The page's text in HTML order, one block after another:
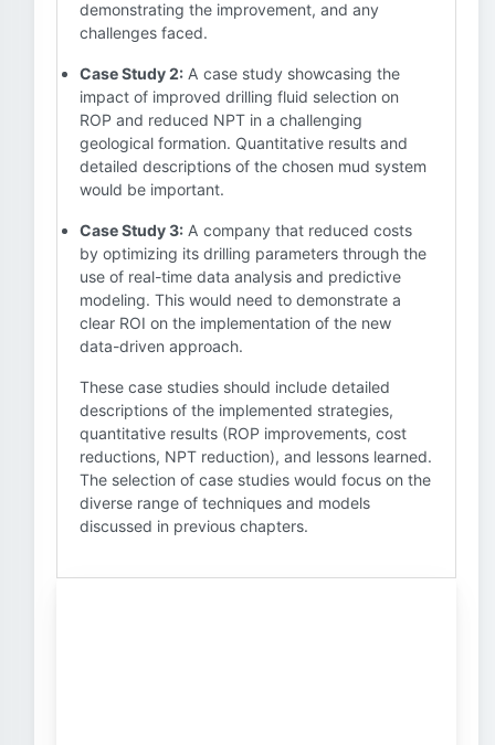
demonstrating the improvement, and any
challenges faced.
Case Study 2: A case study showcasing the
impact of improved drilling fluid selection on
ROP and reduced NPT in a challenging
geological formation. Quantitative results and
detailed descriptions of the chosen mud system
would be important.
Case Study 3: A company that reduced costs
by optimizing its drilling parameters through the
use of real-time data analysis and predictive
modeling. This would need to demonstrate a
clear ROI on the implementation of the new
data-driven approach.
These case studies should include detailed
descriptions of the implemented strategies,
quantitative results (ROP improvements, cost
reductions, NPT reduction), and lessons learned.
The selection of case studies would focus on the
diverse range of techniques and models
discussed in previous chapters.